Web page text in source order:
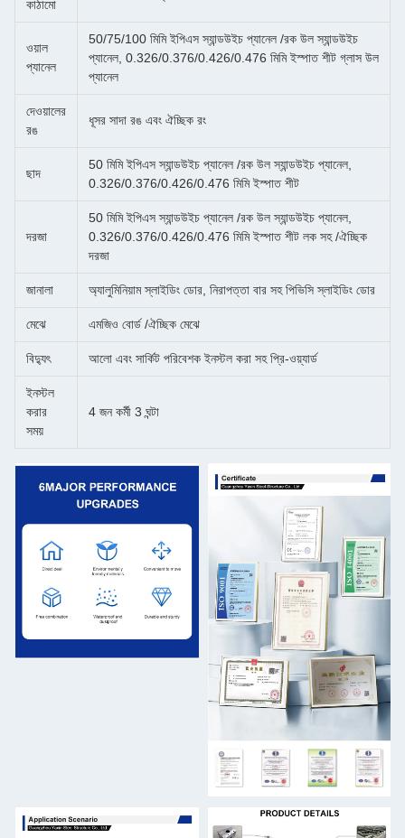
কাঠামো
ওয়াল
প্যানেল
50/75/100 মিমি ইপিএস স্যান্ডউইচ প্যানেল /রক উল স্যান্ডউইচ
প্যানেল, 0.326/0.376/0.426/0.476 মিমি ইস্পাত শীট গ্লাস উল
প্যানেল
দেওয়ালের
রঙ
ধূসর সাদা রঙ এবং ঐচ্ছিক রং
ছাদ
50 মিমি ইপিএস স্যান্ডউইচ প্যানেল /রক উল স্যান্ডউইচ প্যানেল,
0.326/0.376/0.426/0.476 মিমি ইস্পাত শীট
দরজা
50 মিমি ইপিএস স্যান্ডউইচ প্যানেল /রক উল স্যান্ডউইচ প্যানেল,
0.326/0.376/0.426/0.476 মিমি ইস্পাত শীট লক সহ /ঐচ্ছিক
দরজা
জানালা অ্যালুমিনিয়াম স্লাইডিং ডোর, নিরাপত্তা বার সহ পিভিসি স্লাইডিং ডোর
মেঝে এমজিও বোর্ড /ঐচ্ছিক মেঝে
বিদ্যুৎ আলো এবং সার্কিট পরিবেশক ইনস্টল করা সহ প্রি-ওয়্যার্ড
ইনস্টল
করার
সময়
4 জন কর্মী 3 ঘন্টা